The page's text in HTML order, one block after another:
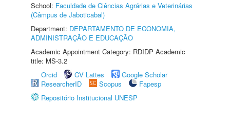
School: Faculdade de Ciências Agrárias e Veterinárias
(Câmpus de Jaboticabal)
Department: DEPARTAMENTO DE ECONOMIA,
ADMINISTRAÇÃO E EDUCAÇÃO
Academic Appointment Category: RDIDP Academic
title: MS-3.2
Orcid
CV Lattes
Google Scholar
ResearcherID
Scopus
Fapesp
Repositório Institucional UNESP